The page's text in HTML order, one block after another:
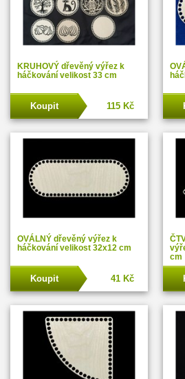
KRUHOVÝ dřevěný výřez k
háčkování velikost 33 cm
115 Kč
Koupit
OVÁLNÝ dřevěný výřez k
háčkování velikost 32x12 cm
41 Kč
Koupit
cm